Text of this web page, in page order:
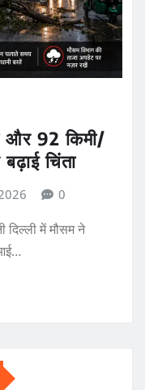
और 92 किमी/
चिंता
0
दिल्ली में मौसम ने